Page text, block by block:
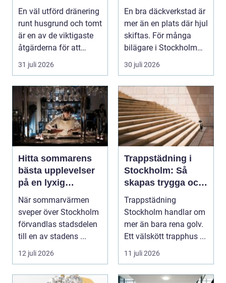
En väl utförd dränering
runt husgrund och tomt
är en av de viktigaste
åtgärderna för att
undvika fuk...
31 juli 2026
väljer du tryggt
och smart
En bra däckverkstad är
mer än en plats där hjul
skiftas. För många
bilägare i Stockholm
handlar vale...
30 juli 2026
Hitta sommarens
bästa upplevelser
på en lyxig
uteservering på
Östermalm
När sommarvärmen
sveper över Stockholm
förvandlas stadsdelen
till en av stadens ...
12 juli 2026
Trappstädning i
Stockholm: Så
skapas trygga och
trivsamma
trapphus
Trappstädning
Stockholm handlar om
mer än bara rena golv.
Ett välskött trapphus ...
11 juli 2026